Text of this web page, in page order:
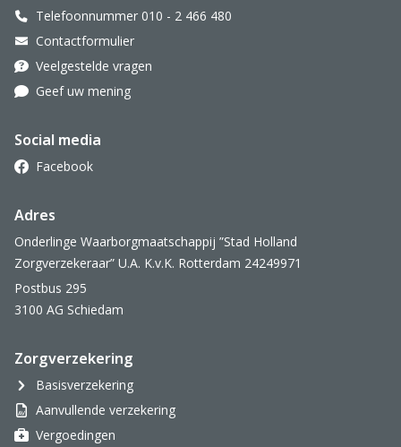
Telefoonnummer 010 - 2 466 480
Contactformulier
Veelgestelde vragen
Geef uw mening
Social media
Facebook
Adres
Onderlinge Waarborgmaatschappij ”Stad Holland
Zorgverzekeraar” U.A. K.v.K. Rotterdam 24249971
Postbus 295
3100 AG Schiedam
Zorgverzekering
Basisverzekering
Aanvullende verzekering
Vergoedingen